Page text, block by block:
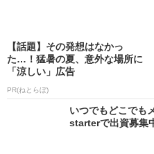
【話題】その発想はなかっ
た…！猛暑の夏、意外な場所に
「涼しい」広告
PR(ねとらぼ)
いつでもどこで
starterで出資募集